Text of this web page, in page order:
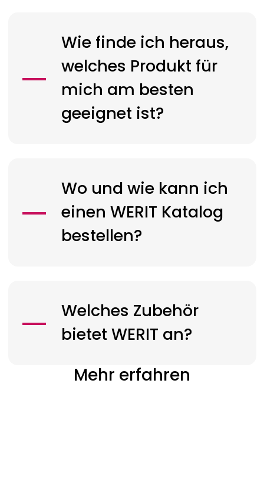
Wie finde ich heraus,
welches Produkt für
mich am besten
geeignet ist?
Wo und wie kann ich
einen WERIT Katalog
bestellen?
Welches Zubehör
bietet WERIT an?
Mehr erfahren